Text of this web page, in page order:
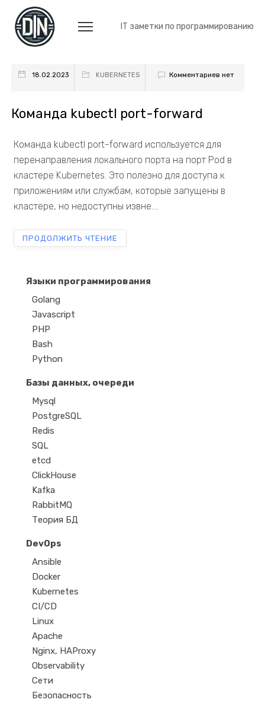
IT заметки по программированию
18.02.2023 KUBERNETES Комментариев нет
Команда kubectl port-forward
Команда kubectl port-forward используется для
перенаправления локального порта на порт Pod в
кластере Kubernetes. Это полезно для доступа к
приложениям или службам, которые запущены в
кластере, но недоступны извне....
ПРОДОЛЖИТЬ ЧТЕНИЕ
Языки программирования
Golang
Javascript
PHP
Bash
Python
Базы данных, очереди
Mysql
PostgreSQL
Redis
SQL
etcd
ClickHouse
Kafka
RabbitMQ
Теория БД
DevOps
Ansible
Docker
Kubernetes
CI/CD
Linux
Apache
Nginx, HAProxy
Observability
Сети
Безопасность